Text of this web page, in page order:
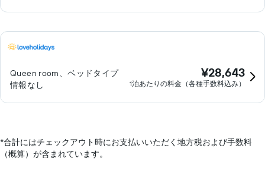
Queen room、ベッドタイプ
情報なし
¥28,643
1泊あたりの料金（各種手数料込み）
*合計にはチェックアウト時にお支払いいただく地方税および手数料
（概算）が含まれています。